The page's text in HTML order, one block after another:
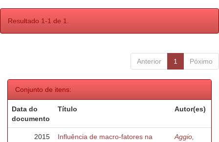
Resultado 1-1 de 1.
Anterior 1 Póximo
Conjunto de itens:
Data do
documento
Título Autor(es)
2015
Influência de macro-fatores na
Aggio,